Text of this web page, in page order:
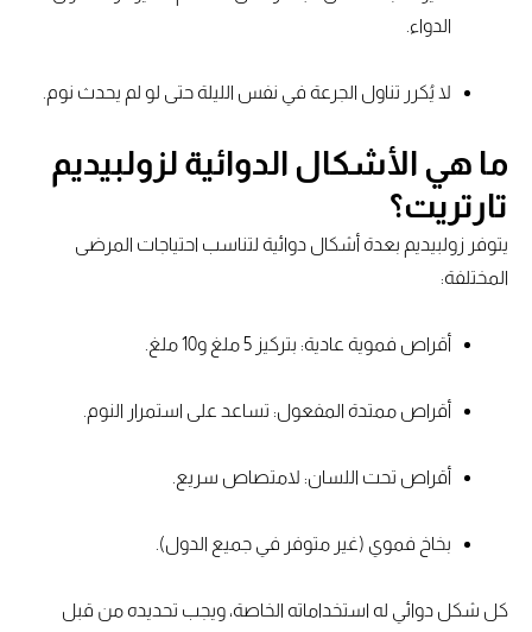
الدواء.
لا يُكرر تناول الجرعة في نفس الليلة حتى لو لم يحدث نوم.
ما هي الأشكال الدوائية لزولبيديم
تارتريت؟
يتوفر زولبيديم بعدة أشكال دوائية لتناسب احتياجات المرضى
المختلفة:
أقراص فموية عادية: بتركيز 5 ملغ و10 ملغ.
أقراص ممتدة المفعول: تساعد على استمرار النوم.
أقراص تحت اللسان: لامتصاص سريع.
بخاخ فموي (غير متوفر في جميع الدول).
كل شكل دوائي له استخداماته الخاصة، ويجب تحديده من قبل